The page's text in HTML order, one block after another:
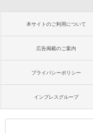
本サイトのご利用について
広告掲載のご案内
プライバシーポリシー
インプレスグループ